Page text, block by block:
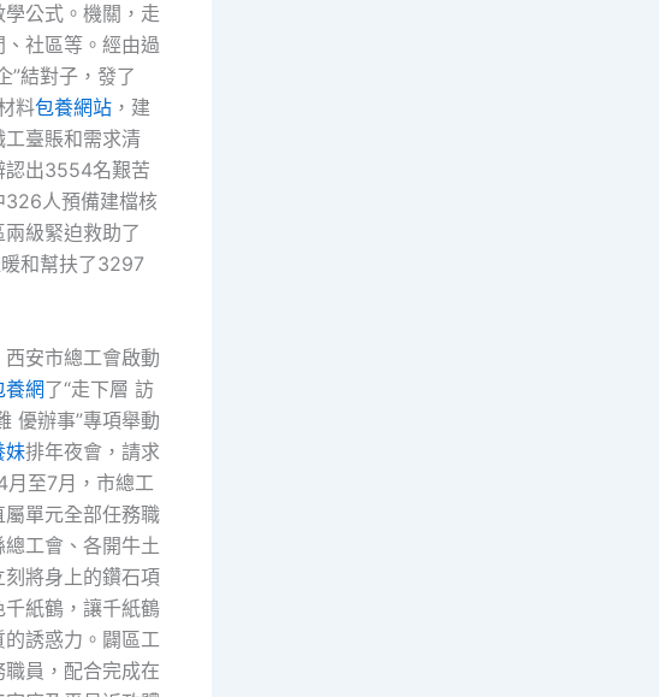
公式。機關，走
社區等。經由過
”結對子，發了
料包養網站 ，建
工臺賬和需求清
認出3554名艱苦
326人預備建檔核
級緊迫救助了
和幫扶了3297
西安市總工會啟動
養網了“走下層 訪
優辦事”專項舉動
妹排年夜會，請求
至7月，市總工
屬單元全部任務職
總工會、各開牛土
刻將身上的鑽石項
千紙鶴，讓千紙鶴
誘惑力。闢區工
職員，配合完成在